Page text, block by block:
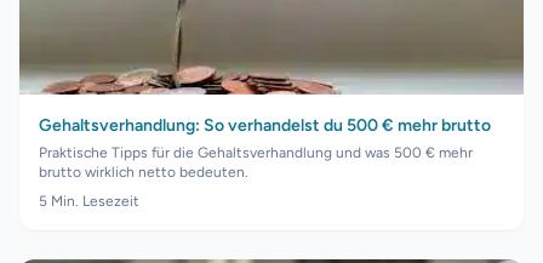
Gehaltsverhandlung: So verhandelst du 500 € mehr brutto
Praktische Tipps für die Gehaltsverhandlung und was 500 € mehr
brutto wirklich netto bedeuten.
5 Min. Lesezeit